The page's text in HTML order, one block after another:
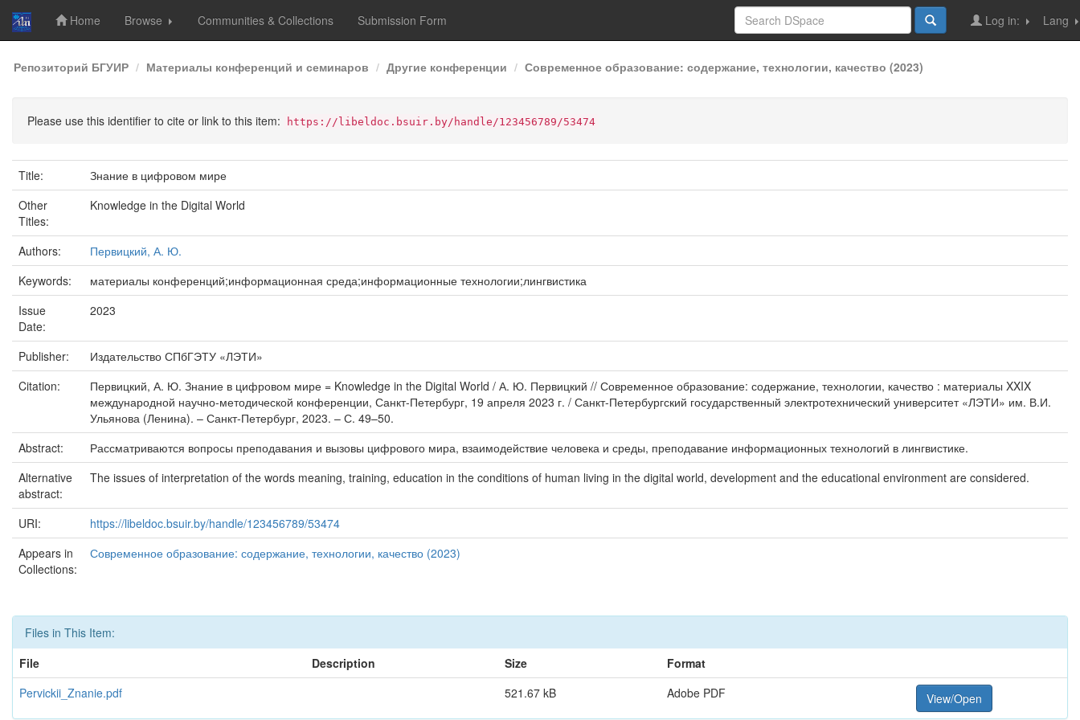
Skip
navigation
Home Browse Communities & Collections Submission Form Lang
Log in:
Репозиторий БГУИР Материалы конференций и семинаров Другие конференции Современное образование: содержание, технологии, качество (2023)
Please use this identifier to cite or link to this item: https://libeldoc.bsuir.by/handle/123456789/53474
Title:
Знание в цифровом мире
Other
Titles:
Knowledge in the Digital World
Authors:
Первицкий, А. Ю.
Keywords:
материалы конференций;информационная среда;информационные технологии;лингвистика
Issue
Date:
2023
Publisher:
Издательство СПбГЭТУ «ЛЭТИ»
Citation:
Первицкий, А. Ю. Знание в цифровом мире = Knowledge in the Digital World / А. Ю. Первицкий // Современное образование: содержание, технологии, качество : материалы XXIX
международной научно-методической конференции, Санкт-Петербург, 19 апреля 2023 г. / Санкт-Петербургский государственный электротехнический университет «ЛЭТИ» им. В.И.
Ульянова (Ленина). – Санкт-Петербург, 2023. – С. 49–50.
Abstract:
Рассматриваются вопросы преподавания и вызовы цифрового мира, взаимодействие человека и среды, преподавание информационных технологий в лингвистике.
Alternative
abstract:
The issues of interpretation of the words meaning, training, education in the conditions of human living in the digital world, development and the educational environment are considered.
URI:
https://libeldoc.bsuir.by/handle/123456789/53474
Appears in
Collections:
Современное образование: содержание, технологии, качество (2023)
Files in This Item:
File
Description Size
Format
Pervickii_Znanie.pdf
521.67 kB Adobe PDF View/Open